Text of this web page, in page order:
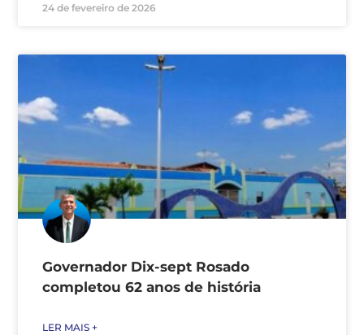
24 de fevereiro de 2026
Governador Dix-sept Rosado
completou 62 anos de história
LER MAIS +